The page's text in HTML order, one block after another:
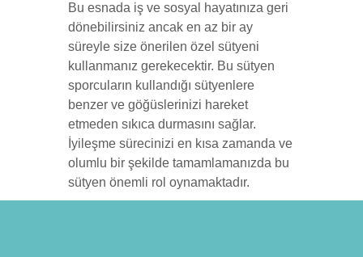
Bu esnada iş ve sosyal hayatınıza geri
dönebilirsiniz ancak en az bir ay
süreyle size önerilen özel sütyeni
kullanmanız gerekecektir. Bu sütyen
sporcuların kullandığı sütyenlere
benzer ve göğüslerinizi hareket
etmeden sıkıca durmasını sağlar.
İyileşme sürecinizi en kısa zamanda ve
olumlu bir şekilde tamamlamanızda bu
sütyen önemli rol oynamaktadır.